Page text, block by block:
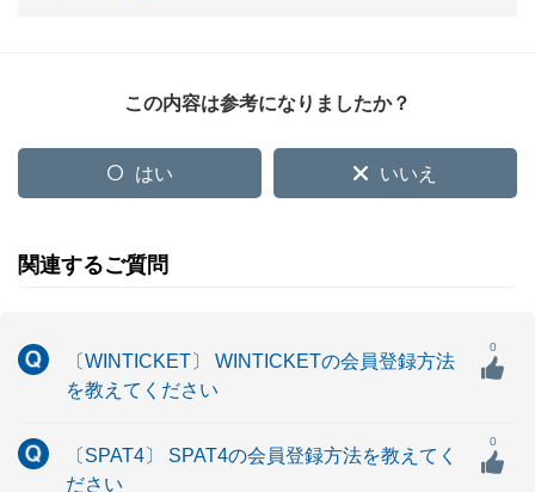
この内容は参考になりましたか？
はい いいえ
関連するご質問
〔WINTICKET〕 WINTICKETの会員登録方法
を教えてください
0
〔SPAT4〕 SPAT4の会員登録方法を教えてく
ださい
0